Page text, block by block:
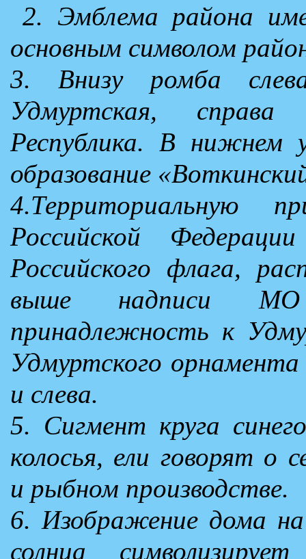
2. Эмблема района
основным символом
3. Внизу ромба
Удмуртская,
Республика. В нижнем
образование
4.Территориальную
Российской
Российского флага,
выше надписи МО
принадлежность к
Удмуртского орнамента
и слева.
5. Сигмент круга
колосья, ели говорят о
и рыбном производстве.
6. Изображение дома
солнца